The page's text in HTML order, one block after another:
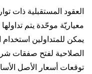
العقود المستقبلية ذات
معياريّة موحّدة يتم
يمكن للمتداولين استخدام
توقعات أسعار الأصل